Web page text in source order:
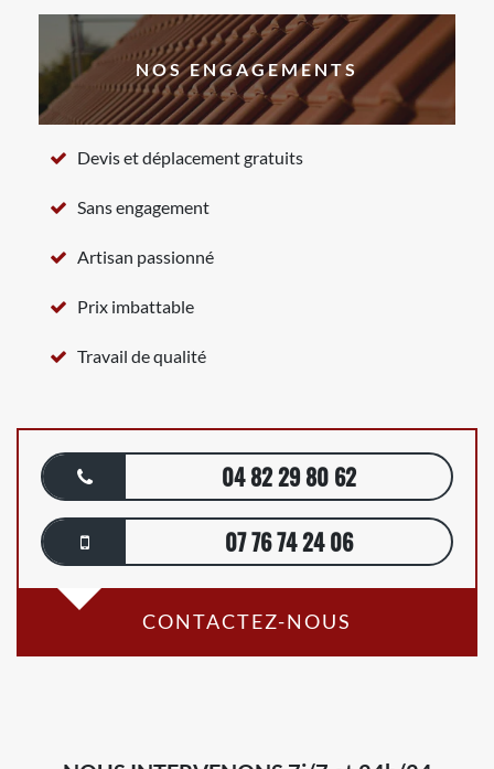
NOS ENGAGEMENTS
Devis et déplacement gratuits
Sans engagement
Artisan passionné
Prix imbattable
Travail de qualité
04 82 29 80 62
07 76 74 24 06
CONTACTEZ-NOUS